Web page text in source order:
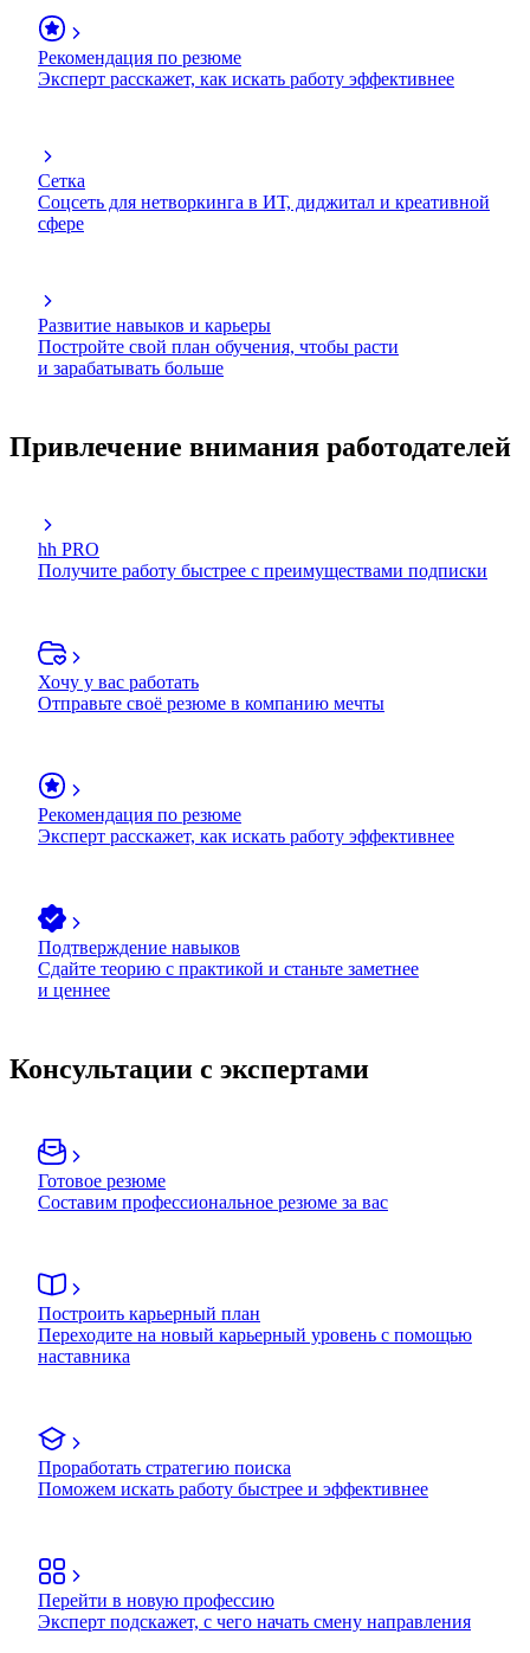
Рекомендация по резюме
Эксперт расскажет, как искать работу эффективнее
Сетка
Соцсеть для нетворкинга в ИТ, диджитал и креативной
сфере
Развитие навыков и карьеры
Постройте свой план обучения, чтобы расти
и зарабатывать больше
Привлечение внимания работодателей
hh PRO
Получите работу быстрее с преимуществами подписки
Хочу у вас работать
Отправьте своё резюме в компанию мечты
Рекомендация по резюме
Эксперт расскажет, как искать работу эффективнее
Подтверждение навыков
Сдайте теорию с практикой и станьте заметнее
и ценнее
Консультации с экспертами
Готовое резюме
Составим профессиональное резюме за вас
Построить карьерный план
Переходите на новый карьерный уровень с помощью
наставника
Проработать стратегию поиска
Поможем искать работу быстрее и эффективнее
Перейти в новую профессию
Эксперт подскажет, с чего начать смену направления